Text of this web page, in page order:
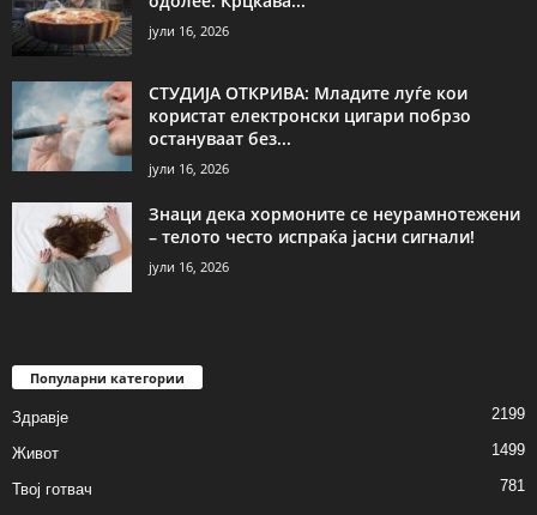
јули 16, 2026
СТУДИЈА ОТКРИВА: Младите луѓе кои
користат електронски цигари побрзо
остануваат без...
јули 16, 2026
Знаци дека хормоните се неурамнотежени
– телото често испраќа јасни сигнали!
јули 16, 2026
Популарни категории
Здравје 2199
Живот 1499
Твој готвач
781